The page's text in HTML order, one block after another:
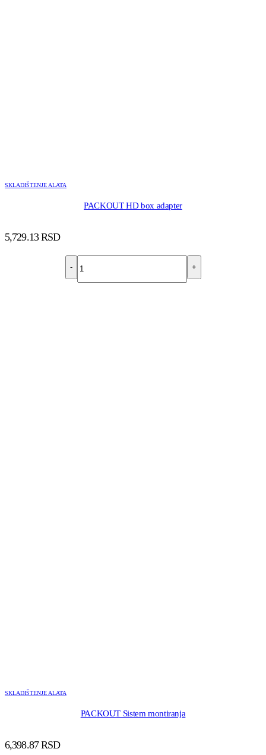
SKLADIŠTENJE ALATA
PACKOUT HD box adapter
5,729.13RSD
- +
SKLADIŠTENJE ALATA
PACKOUT Sistem montiranja
6,398.87RSD